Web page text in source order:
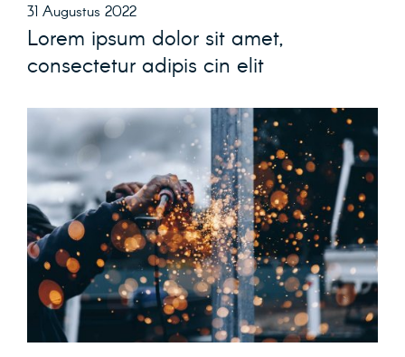
31 Augustus 2022
Lorem ipsum dolor sit amet,
consectetur adipis cin elit